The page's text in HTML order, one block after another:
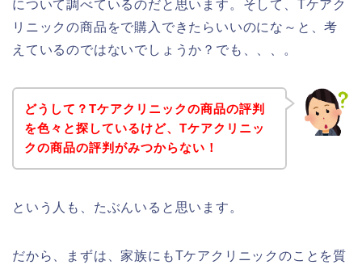
について調べているのだと思います。そして、Tケアク
リニックの商品をで購入できたらいいのにな～と、考
えているのではないでしょうか？でも、、、。
どうして？Tケアクリニックの商品の評判
を色々と探しているけど、Tケアクリニッ
クの商品の評判がみつからない！
という人も、たぶんいると思います。
だから、まずは、家族にもTケアクリニックのことを質